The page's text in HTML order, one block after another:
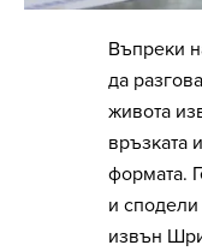
Въпреки
да
живота
връзката
формата.
и
извън